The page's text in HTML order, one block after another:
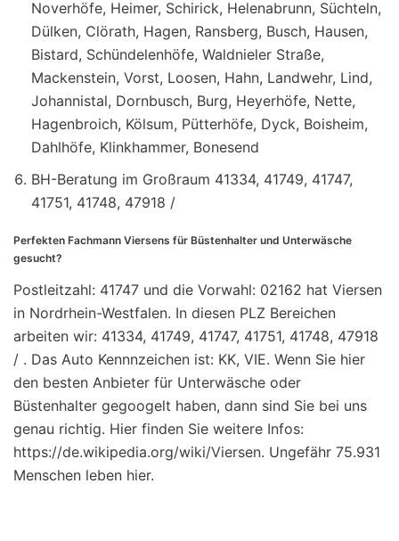
Noverhöfe, Heimer, Schirick, Helenabrunn, Süchteln,
Dülken, Clörath, Hagen, Ransberg, Busch, Hausen,
Bistard, Schündelenhöfe, Waldnieler Straße,
Mackenstein, Vorst, Loosen, Hahn, Landwehr, Lind,
Johannistal, Dornbusch, Burg, Heyerhöfe, Nette,
Hagenbroich, Kölsum, Pütterhöfe, Dyck, Boisheim,
Dahlhöfe, Klinkhammer, Bonesend
BH-Beratung im Großraum 41334, 41749, 41747,
41751, 41748, 47918 /
Perfekten Fachmann Viersens für Büstenhalter und Unterwäsche
gesucht?
Postleitzahl: 41747 und die Vorwahl: 02162 hat Viersen
in Nordrhein-Westfalen. In diesen PLZ Bereichen
arbeiten wir: 41334, 41749, 41747, 41751, 41748, 47918
/ . Das Auto Kennnzeichen ist: KK, VIE. Wenn Sie hier
den besten Anbieter für Unterwäsche oder
Büstenhalter gegoogelt haben, dann sind Sie bei uns
genau richtig. Hier finden Sie weitere Infos:
https://de.wikipedia.org/wiki/Viersen. Ungefähr 75.931
Menschen leben hier.